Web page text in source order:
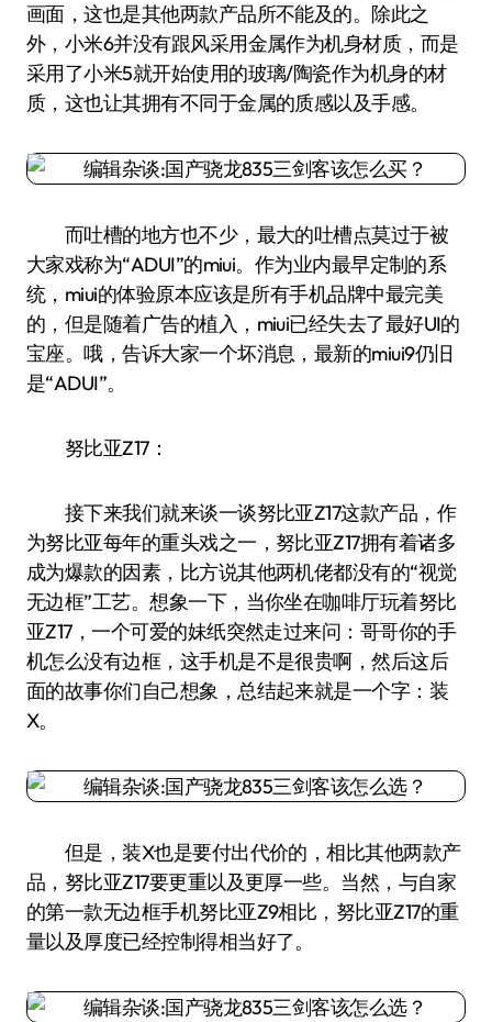
画面，这也是其他两款产品所不能及的。除此之
外，小米6并没有跟风采用金属作为机身材质，而是
采用了小米5就开始使用的玻璃/陶瓷作为机身的材
质，这也让其拥有不同于金属的质感以及手感。
而吐槽的地方也不少，最大的吐槽点莫过于被
大家戏称为“ADUI”的miui。作为业内最早定制的系
统，miui的体验原本应该是所有手机品牌中最完美
的，但是随着广告的植入，miui已经失去了最好UI的
宝座。哦，告诉大家一个坏消息，最新的miui9仍旧
是“ADUI”。
努比亚Z17：
接下来我们就来谈一谈努比亚Z17这款产品，作
为努比亚每年的重头戏之一，努比亚Z17拥有着诸多
成为爆款的因素，比方说其他两机佬都没有的“视觉
无边框”工艺。想象一下，当你坐在咖啡厅玩着努比
亚Z17，一个可爱的妹纸突然走过来问：哥哥你的手
机怎么没有边框，这手机是不是很贵啊，然后这后
面的故事你们自己想象，总结起来就是一个字：装
X。
但是，装X也是要付出代价的，相比其他两款产
品，努比亚Z17要更重以及更厚一些。当然，与自家
的第一款无边框手机努比亚Z9相比，努比亚Z17的重
量以及厚度已经控制得相当好了。